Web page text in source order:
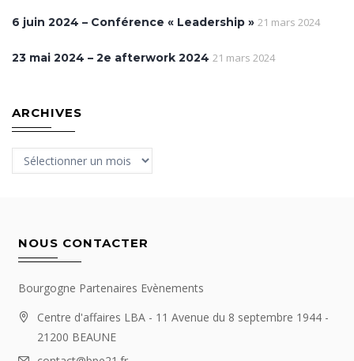
6 juin 2024 – Conférence « Leadership » 21 mars 2024
23 mai 2024 – 2e afterwork 2024 21 mars 2024
ARCHIVES
Archives
NOUS CONTACTER
Bourgogne Partenaires Evènements
Centre d'affaires LBA - 11 Avenue du 8 septembre 1944 -
21200 BEAUNE